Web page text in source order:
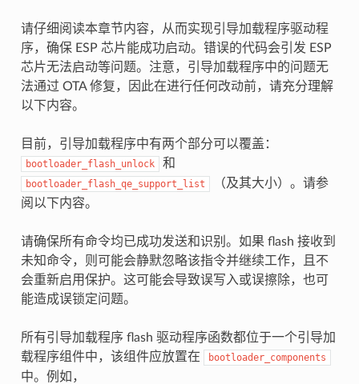
请仔细阅读本章节内容，从而实现引导加载程序驱动程
序，确保 ESP 芯片能成功启动。错误的代码会引发 ESP
芯片无法启动等问题。注意，引导加载程序中的问题无
法通过 OTA 修复，因此在进行任何改动前，请充分理解
以下内容。
目前，引导加载程序中有两个部分可以覆盖：
bootloader_flash_unlock 和
bootloader_flash_qe_support_list
（及其大小）。请参
阅以下内容。
请确保所有命令均已成功发送和识别。如果 flash 接收到
未知命令，则可能会静默忽略该指令并继续工作，且不
会重新启用保护。这可能会导致误写入或误擦除，也可
能造成误锁定问题。
所有引导加载程序 flash 驱动程序函数都位于一个引导加
载程序组件中，该组件应放置在
bootloader_components
中。例如，